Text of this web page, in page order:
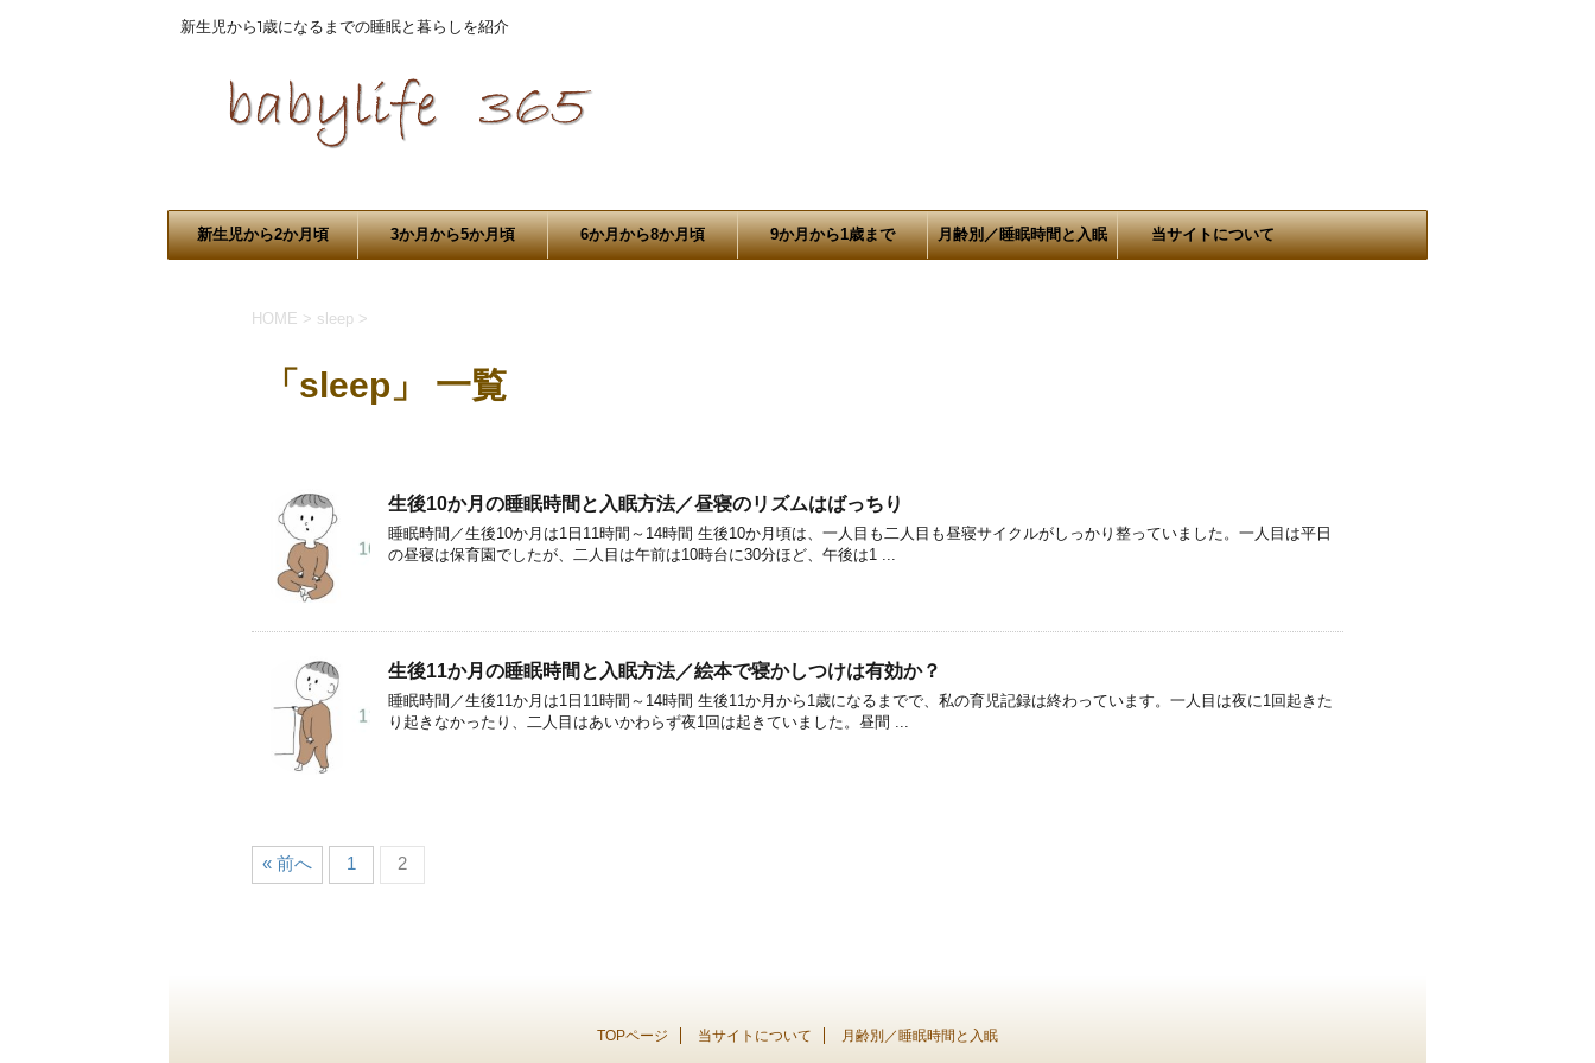
新生児から1歳になるまでの睡眠と暮らしを紹介
新生児から2か月頃 3か月から5か月頃 6か月から8か月頃 9か月から1歳まで 月齢別／睡眠時間と入眠 当サイトについて
HOME > sleep >
「sleep」 一覧
生後10か月の睡眠時間と入眠方法／昼寝のリズムはばっちり
睡眠時間／生後10か月は1日11時間～14時間 生後10か月頃は、一人目も二人目も昼寝サイクルがしっかり整っていました。一人目は平日
の昼寝は保育園でしたが、二人目は午前は10時台に30分ほど、午後は1 ...
生後11か月の睡眠時間と入眠方法／絵本で寝かしつけは有効か？
睡眠時間／生後11か月は1日11時間～14時間 生後11か月から1歳になるまでで、私の育児記録は終わっています。一人目は夜に1回起きた
り起きなかったり、二人目はあいかわらず夜1回は起きていました。昼間 ...
« 前へ 1 2
TOPページ 当サイトについて 月齢別／睡眠時間と入眠